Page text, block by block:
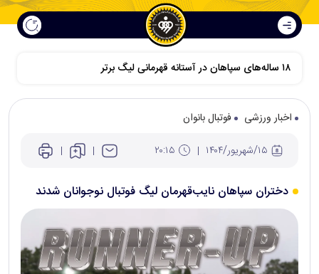
۱۸ ساله‌های سپاهان در آستانه قهرمانی لیگ برتر
اخبار ورزشی
فوتبال بانوان
دختران سپاهان نایب‌قهرمان لیگ فوتبال نوجوانان شدند